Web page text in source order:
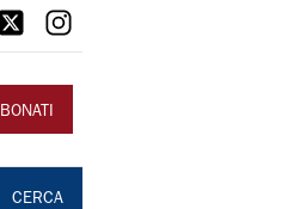
CERCA